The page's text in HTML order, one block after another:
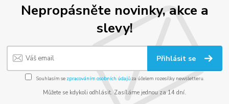
Nepropásněte novinky, akce a
slevy!
Přihlásit se
Souhlasím se zpracováním osobních údajůza účelem rozesílky newsletteru.
Můžete se kdykoli odhlásit. Zasíláme jednou za 14 dní.